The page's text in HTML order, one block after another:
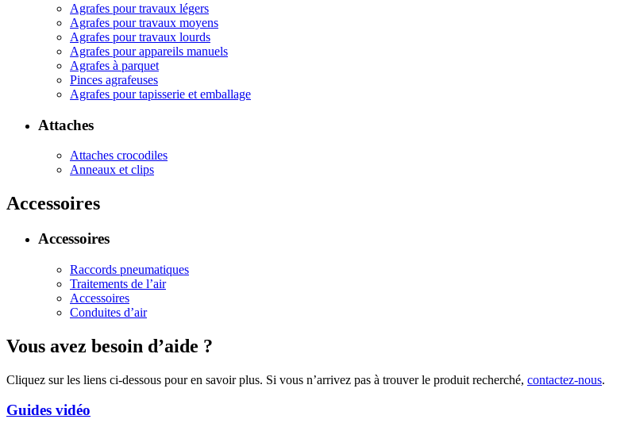
Agrafes pour travaux légers
Agrafes pour travaux moyens
Agrafes pour travaux lourds
Agrafes pour appareils manuels
Agrafes à parquet
Pinces agrafeuses
Agrafes pour tapisserie et emballage
Attaches
Attaches crocodiles
Anneaux et clips
Accessoires
Accessoires
Raccords pneumatiques
Traitements de l’air
Accessoires
Conduites d’air
Vous avez besoin d’aide ?
Cliquez sur les liens ci-dessous pour en savoir plus. Si vous n’arrivez pas à trouver le produit recherché, contactez-nous.
Guides vidéo